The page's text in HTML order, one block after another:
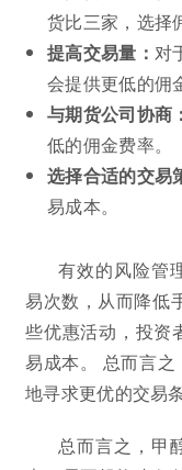
货比三家，选择
提高交易量： 对
会提供更低的佣
与期货公司协商
低的佣金费率。
选择合适的交易
易成本。
有效的风险管
易次数，从而降低
些优惠活动，投资
易成本。 总而言
地寻求更优的交易条
总而言之，甲